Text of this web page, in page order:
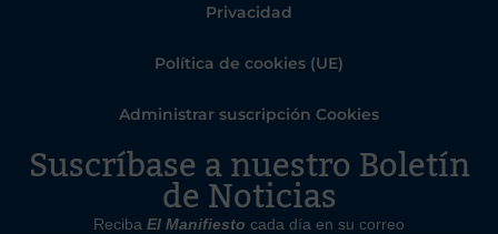
Privacidad
Política de cookies (UE)
Administrar suscripción Cookies
Suscríbase a nuestro Boletín
de Noticias
Reciba El Manifiesto cada día en su correo